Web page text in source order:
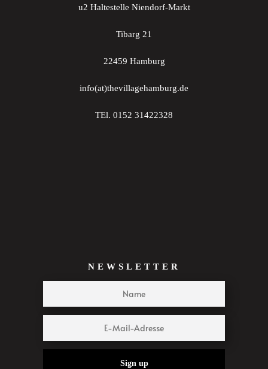
u2 Haltestelle Niendorf-Markt
Tibarg 21
22459 Hamburg
info(at)thevillagehamburg.de
TEl. 0152 31422328
NEWSLETTER
Sign up